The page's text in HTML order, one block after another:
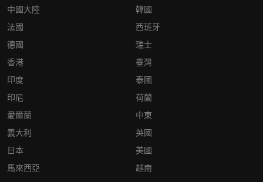
中國大陸
法國
德國
香港
印度
印尼
愛爾蘭
義大利
日本
馬來西亞
韓國
西班牙
瑞士
臺灣
泰國
荷蘭
中東
英國
美國
越南